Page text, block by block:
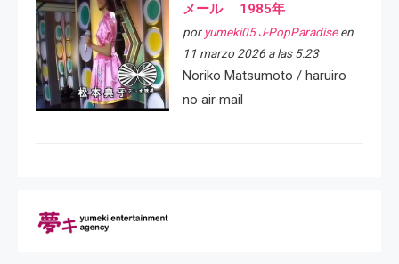
メール 1985年
por yumeki05 J-PopParadiseen
11 marzo 2026 a las 5:23
Noriko Matsumoto / haruiro
no air mail